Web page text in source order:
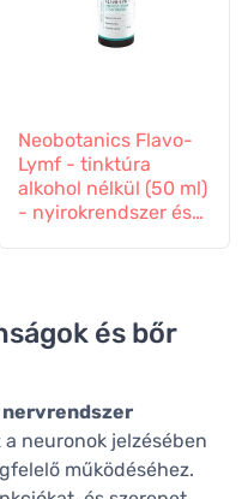
Neobotanics Flavo-
Lymf - tinktúra
alkohol nélkül (50 ml)
- nyirokrendszer és
és bőr
nervrendszer
a neuronok jelzésében
működéséhez.